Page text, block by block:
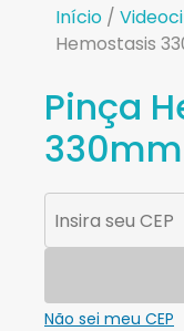
Início /
Hemostasis
Pinça
Não sei meu CEP